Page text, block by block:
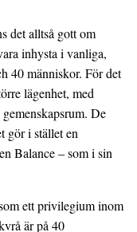
det alltså gott om
inhysta i vanliga,
40 människor. För det
lägenhet, med
De
gör i stället en
Balance – som i sin
ett privilegium inom
är på 40